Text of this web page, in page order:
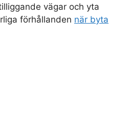
vägar och yta
förhållanden när byta